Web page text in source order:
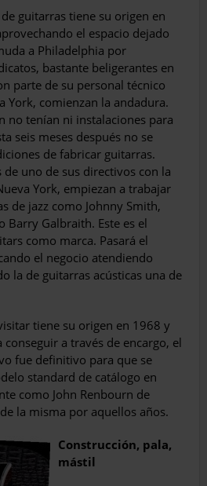
guitarras tiene su origen en
el espacio deja­do
a Philadelphia por
bastante beligerantes en
par­te de su personal técnico
York, comienzan la andadura.
no tenían ni instalaciones para
seis meses después no se
de fabri­car guitarras.
uno de sus directivos con la
York, empiezan a trabajar
de jazz como Johnny Smith,
Barry Galbraith. Este es el
como marca. Pasa­rá el
el negocio atendiendo
la de gui­tarras acústicas una de
tiene su origen en 1968 y
a través de encargo, el
fue definitivo para que se
standard de catálogo en
como John Renbourn de
la misma por aquellos años.
Construcción, pala,
mástil